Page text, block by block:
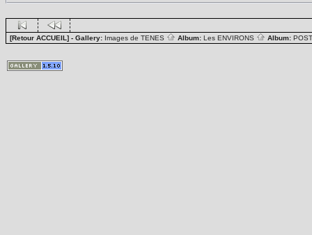
[Retour ACCUEIL] - Gallery: Images de TENES Album: Les ENVIRONS Album: